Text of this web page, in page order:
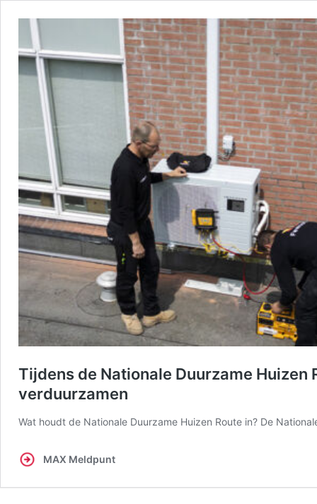
Tijdens de Nationale Duurzame
verduurzamen
Wat houdt de Nationale Duurzame Huizen Route in? De
MAX Meldpunt